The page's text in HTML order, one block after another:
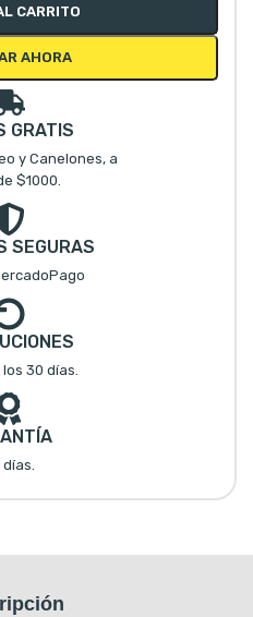
CARRITO
AHORA
GRATIS
y Canelones, a
$1000.
SEGURAS
30 días.